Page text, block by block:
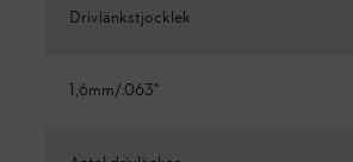
Drivlänkstjocklek
1,6mm/.063"